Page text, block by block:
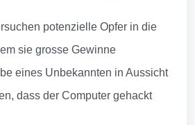
potenzielle Opfer in die
sie grosse Gewinne
eines Unbekannten in Aussicht
dass der Computer gehackt